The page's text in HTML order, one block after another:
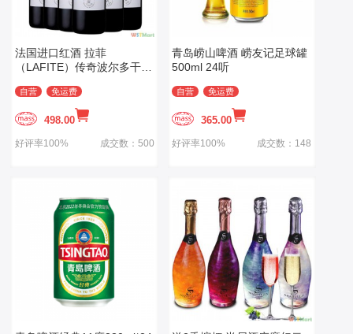
法国进口红酒 拉菲
（LAFITE）传奇波尔多干红
（ASC）
自营 免运费
498.00
好评率100% 成交数：500
青岛崂山啤酒 崂友记足球罐
500ml 24听
自营 免运费
365.00
好评率100% 成交数：148